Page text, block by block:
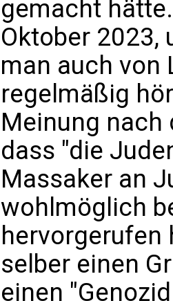
gemacht
Oktober 2023,
man auch von
regelmäßig
Meinung nach
dass "die
Massaker an
wohlmöglich
selber einen
einen